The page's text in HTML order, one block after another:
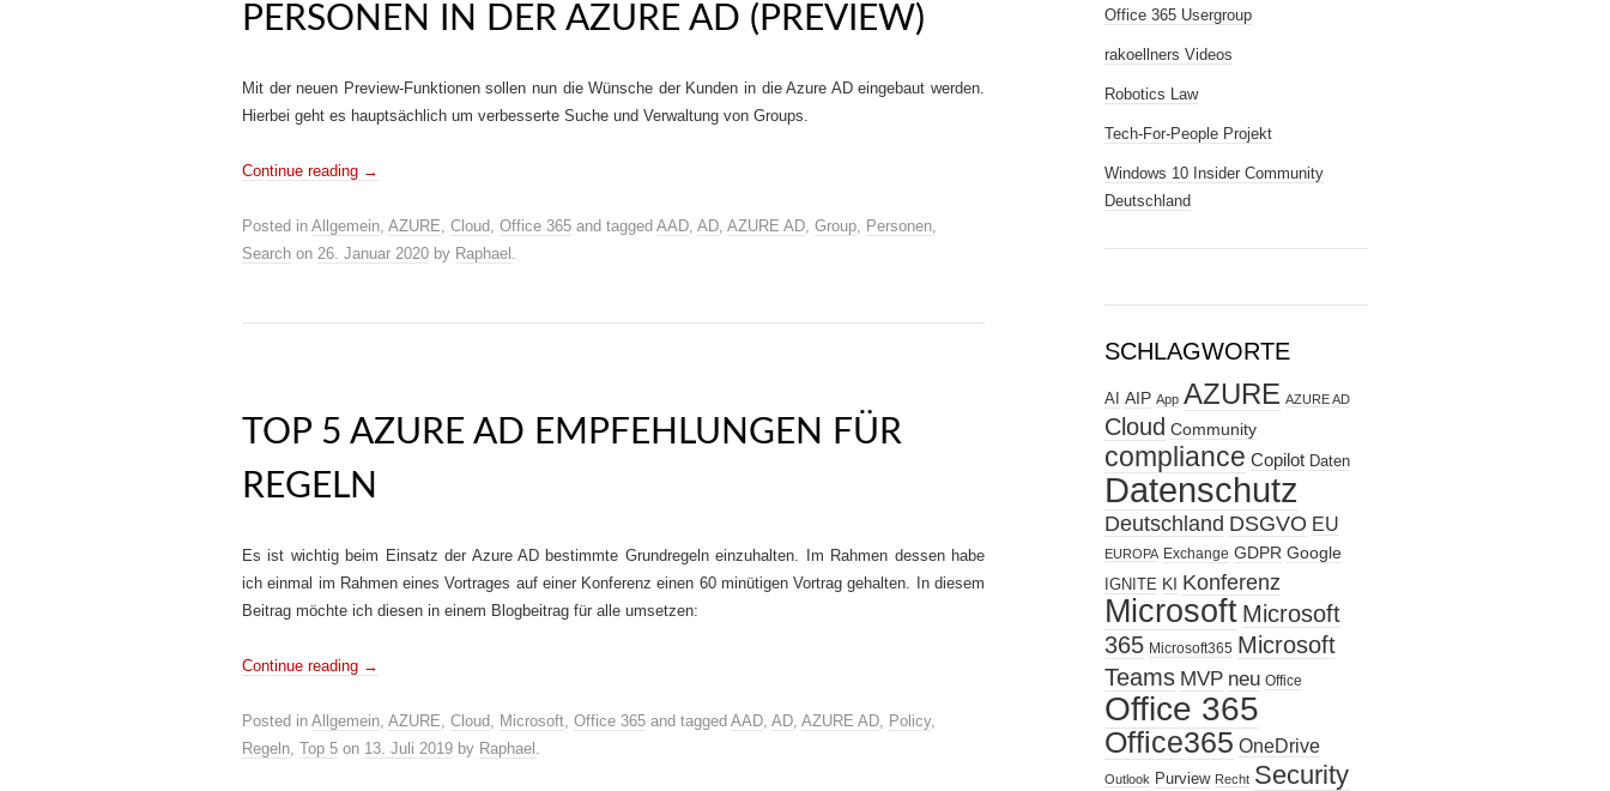
PERSONEN IN DER AZURE AD (PREVIEW)
Mit der neuen Preview-Funktionen sollen nun die Wünsche der Kunden in die Azure AD eingebaut werden.
Hierbei geht es hauptsächlich um verbesserte Suche und Verwaltung von Groups.
Continue reading →
Posted in Allgemein, AZURE, Cloud, Office 365 and tagged AAD, AD, AZURE AD, Group, Personen,
Search on 26. Januar 2020 by Raphael .
TOP 5 AZURE AD EMPFEHLUNGEN FÜR
REGELN
Es ist wichtig beim Einsatz der Azure AD bestimmte Grundregeln einzuhalten. Im Rahmen dessen habe
ich einmal im Rahmen eines Vortrages auf einer Konferenz einen 60 minütigen Vortrag gehalten. In diesem
Beitrag möchte ich diesen in einem Blogbeitrag für alle umsetzen:
Continue reading →
Posted in Allgemein, AZURE, Cloud, Microsoft, Office 365 and tagged AAD, AD, AZURE AD, Policy,
Regeln, Top 5 on 13. Juli 2019 by Raphael .
Office 365 Usergroup
rakoellners Videos
Robotics Law
Tech-For-People Projekt
Windows 10 Insider Community
Deutschland
SCHLAGWORTE
AI AIP App AZURE AZURE AD
Cloud Community
compliance Copilot Daten
Datenschutz
Deutschland DSGVO EU
EUROPA Exchange GDPR Google
IGNITE KI Konferenz
Microsoft Microsoft
365 Microsoft365 Microsoft
Teams MVP neu Office
Office 365
Office365 OneDrive
Outlook Purview Recht Security